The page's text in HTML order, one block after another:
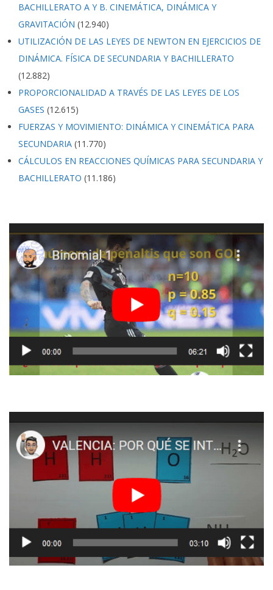
BACHILLERATO A Y B. CINEMÁTICA, DINÁMICA Y
GRAVITACIÓN (12.940)
UTILIZACIÓN DE LAS LEYES DE NEWTON EN EJERCICIOS DE
DINÁMICA. FÍSICA DE SECUNDARIA Y BACHILLERATO
(12.882)
PROPORCIONALIDAD A TRAVÉS DE LAS LEYES DE LOS
GASES (12.615)
FUERZAS Y MOVIMIENTO: DINÁMICA Y CINEMÁTICA PARA
SECUNDARIA (11.770)
CÁLCULOS EN REACCIONES QUÍMICAS PARA SECUNDARIA Y
BACHILLERATO (11.186)